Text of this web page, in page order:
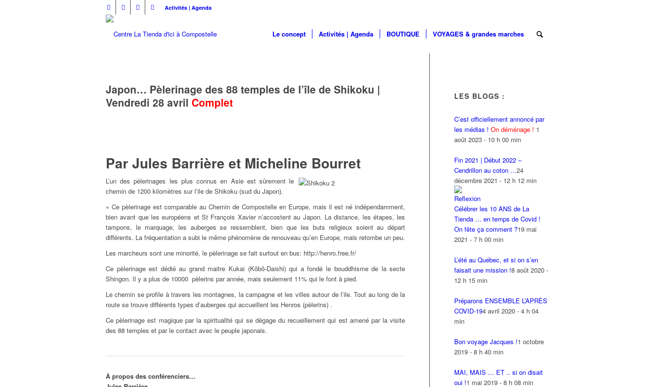
Activités | Agenda
Le concept Activités | Agenda BOUTIQUE VOYAGES & grandes marches
Japon… Pèlerinage des 88 temples de l’île de Shikoku |
Vendredi 28 avril Complet
Par Jules Barrière et Micheline Bourret
L’un des pèlerinages les plus connus en Asie est sûrement le
chemin de 1200 kilomètres sur l’ile de Shikoku (sud du Japon).
« Ce pèlerinage est comparable au Chemin de Compostelle en Europe, mais il est né indépendamment,
bien avant que les européens et St François Xavier n’accostent au Japon. La distance, les étapes, les
tampons, le marquage, les auberges se ressemblent, bien que les buts religieux soient au départ
différents. La fréquentation a subi le même phénomène de renouveau qu’en Europe, mais retombe un peu.
Les marcheurs sont une minorité, le pèlerinage se fait surtout en bus: http://henro.free.fr/
Ce pèlerinage est dédié au grand maitre Kukai (Kôbô-Daishi) qui a fondé le bouddhisme de la secte
Shingon. Il y a plus de 10000 pèlerins par année, mais seulement 11% qui le font à pied.
Le chemin se profile à travers les montagnes, la campagne et les villes autour de l’ile. Tout au long de la
route se trouve différents types d’auberges qui accueillent les Henros (pèlerins) .
Ce pèlerinage est magique par la spiritualité qui se dégage du recueillement qui est amené par la visite
des 88 temples et par le contact avec le peuple japonais.
À propos des conférenciers…
LES BLOGS :
C’est officiellement annoncé par
les médias !On déménage ! 1
août 2023 - 10 h 00 min
Fin 2021 | Début 2022 –
Cendrillon au coton …24
décembre 2021 - 12 h 12 min
Célébrer les 10 ANS de La
Tienda … en temps de Covid !
On fête ça comment ?19 mai
2021 - 7 h 00 min
L’été au Québec, et si on s’en
faisait une mission !8 août 2020 -
12 h 15 min
Préparons ENSEMBLE L’APRÈS
COVID-194 avril 2020 - 4 h 04
min
Bon voyage Jacques !1 octobre
2019 - 8 h 40 min
MAI, MAIS … ET .. si on disait
oui !1 mai 2019 - 8 h 08 min